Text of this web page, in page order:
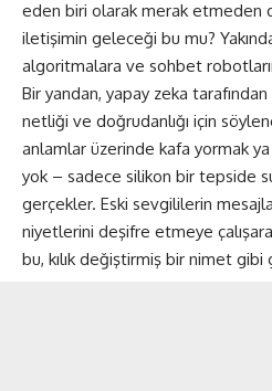
eden biri olarak merak etmeden
iletişimin geleceği bu mu?
algoritmalara ve sohbet
Bir yandan, yapay zeka
netliği ve doğrudanlığı için
anlamlar üzerinde kafa yormak ya
yok – sadece silikon bir tepside
gerçekler. Eski sevgililerin
niyetlerini deşifre etmeye
bu, kılık değiştirmiş bir nimet gibi